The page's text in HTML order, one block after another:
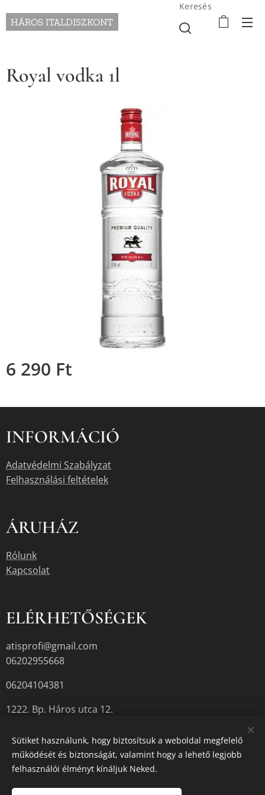
HÁROS ITALDISZKONT
Keresés
Royal vodka 1l
6 290 Ft
INFORMÁCIÓ
Adatvédelmi Szabályzat
Felhasználási feltételek
ÁRUHÁZ
Rólunk
Kapcsolat
ELÉRHETŐSÉGEK
atisprofi@gmail.com
06202955668
06204104381
1222. Bp. Háros utca 12.
A termékek aktuális készletéről érdeklődjön az üzletben, vagy a
megadott elérhetőségek egyikén.
Sütiket használunk, hogy biztosítsuk a weboldal megfelelő
működését és biztonságát, valamint hogy a lehető legjobb
felhasználói élményt kínáljuk Neked.